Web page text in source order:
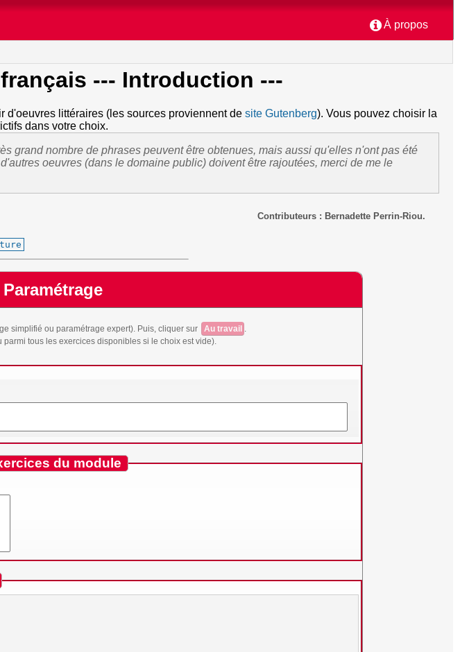
À propos
--- Introduction ---
d'oeuvres littéraires (les sources proviennent de site Gutenberg). Vous pouvez choisir la
dans votre choix.
grand nombre de phrases peuvent être obtenues, mais aussi qu'elles n'ont pas été
oeuvres (dans le domaine public) doivent être rajoutées, merci de me le
Contributeurs : Bernadette Perrin-Riou.
Paramétrage
simplifié ou paramétrage expert). Puis, cliquer sur Au travail
tous les exercices disponibles si le choix est vide).
du module